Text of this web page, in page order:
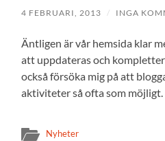
4 FEBRUARI, 2013 / INGA
Äntligen är vår hemsida klar
att uppdateras och
också försöka mig på att
aktiviteter så ofta som möjligt.
Nyheter